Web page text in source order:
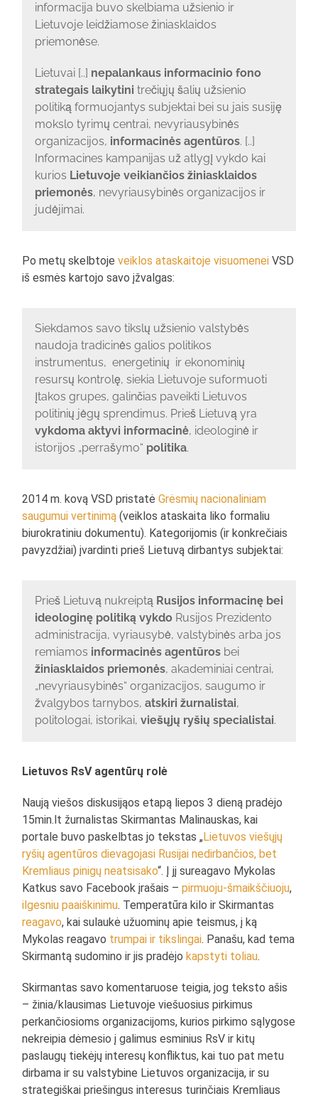
informacija buvo skelbiama užsienio ir
Lietuvoje leidžiamose žiniasklaidos
priemonėse.
Lietuvai [..] nepalankaus informacinio fono
strategais laikytini trečiųjų šalių užsienio
politiką formuojantys subjektai bei su jais susiję
mokslo tyrimų centrai, nevyriausybinės
organizacijos, informacinės agentūros. [..]
Informacines kampanijas už atlygį vykdo kai
kurios Lietuvoje veikiančios žiniasklaidos
priemonės, nevyriausybinės organizacijos ir
judėjimai.
Po metų skelbtojeveiklos ataskaitoje visuomenei VSD
iš esmės kartojo savo įžvalgas:
Siekdamos savo tikslų užsienio valstybės
naudoja tradicinės galios politikos
instrumentus, energetinių ir ekonominių
resursų kontrolę, siekia Lietuvoje suformuoti
įtakos grupes, galinčias paveikti Lietuvos
politinių jėgų sprendimus. Prieš Lietuvą yra
vykdoma aktyvi informacinė, ideologinė ir
istorijos „perrašymo“ politika.
2014 m. kovą VSD pristatėGrėsmių nacionaliniam
saugumui vertinimą (veiklos ataskaita liko formaliu
biurokratiniu dokumentu). Kategorijomis (ir konkrečiais
pavyzdžiai) įvardinti prieš Lietuvą dirbantys subjektai:
Prieš Lietuvą nukreiptą Rusijos informacinę bei
ideologinę politiką vykdoRusijos Prezidento
administracija, vyriausybė, valstybinės arba jos
remiamos informacinės agentūrosbei
žiniasklaidos priemonės, akademiniai centrai,
„nevyriausybinės“ organizacijos, saugumo ir
žvalgybos tarnybos, atskiri žurnalistai,
politologai, istorikai, viešųjų ryšių specialistai.
Lietuvos RsV agentūrų rolė
Naują viešos diskusijąos etapą liepos 3 dieną pradėjo
15min.lt žurnalistas Skirmantas Malinauskas, kai
portale buvo paskelbtas jo tekstas „Lietuvos viešųjų
ryšių agentūros dievagojasi Rusijai nedirbančios, bet
Kremliaus pinigų neatsisako“. Į jį sureagavo Mykolas
Katkus savo Facebook įrašais –pirmuoju-šmaikščiuoju,
ilgesniu paaiškinimu. Temperatūra kilo ir Skirmantas
reagavo, kai sulaukė užuominų apie teismus, į ką
Mykolas reagavo trumpai ir tikslingai. Panašu, kad tema
Skirmantą sudomino ir jis pradėjokapstyti toliau.
Skirmantas savo komentaruose teigia, jog teksto ašis
– žinia/klausimas Lietuvoje viešuosius pirkimus
perkančiosioms organizacijoms, kurios pirkimo sąlygose
nekreipia dėmesio į galimus esminius RsV ir kitų
paslaugų tiekėjų interesų konfliktus, kai tuo pat metu
dirbama ir su valstybine Lietuvos organizacija, ir su
strategiškai priešingus interesus turinčiais Kremliaus